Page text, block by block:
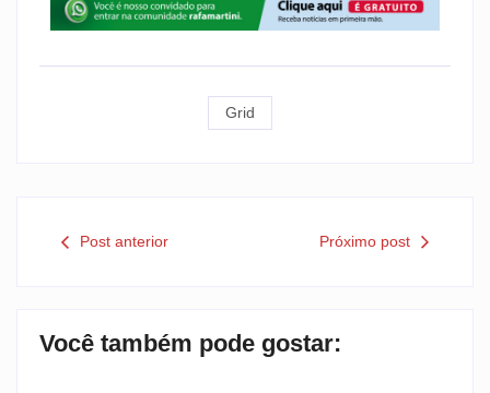
Grid
Post anterior Próximo post
Você também pode gostar: